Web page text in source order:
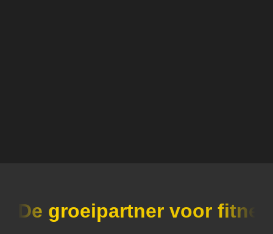
De groeipartner voor